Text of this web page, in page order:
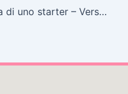
Breve storia di uno starter – Versione eBook